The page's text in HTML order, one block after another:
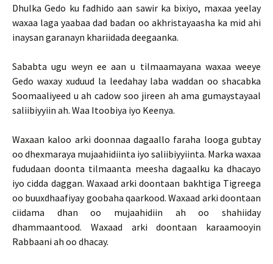
Dhulka Gedo ku fadhido aan sawir ka bixiyo, maxaa yeelay
waxaa laga yaabaa dad badan oo akhristayaasha ka mid ahi
inaysan garanayn khariidada deegaanka.
Sababta ugu weyn ee aan u tilmaamayana waxaa weeye
Gedo waxay xuduud la leedahay laba waddan oo shacabka
Soomaaliyeed u ah cadow soo jireen ah ama gumaystayaal
saliibiyyiin ah. Waa Itoobiya iyo Keenya.
Waxaan kaloo arki doonnaa dagaallo faraha looga gubtay
oo dhexmaraya mujaahidiinta iyo saliibiyyiinta. Marka waxaa
fududaan doonta tilmaanta meesha dagaalku ka dhacayo
iyo cidda daggan. Waxaad arki doontaan bakhtiga Tigreega
oo buuxdhaafiyay goobaha qaarkood. Waxaad arki doontaan
ciidama dhan oo mujaahidiin ah oo shahiiday
dhammaantood. Waxaad arki doontaan karaamooyin
Rabbaani ah oo dhacay.